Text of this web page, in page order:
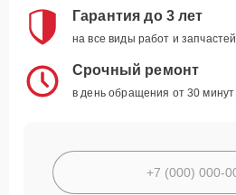
Гарантия до 3 лет
на все виды работ и запчастей
Срочный ремонт
в день обращения от 30 минут